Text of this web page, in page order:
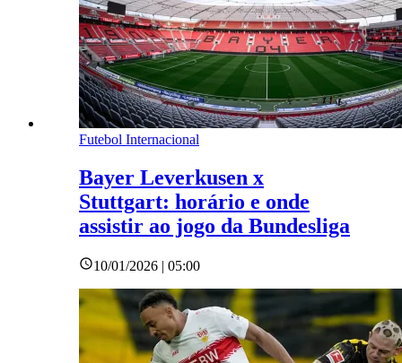
Futebol Internacional
Bayer Leverkusen x
Stuttgart: horário e onde
assistir ao jogo da Bundesliga
10/01/2026 | 05:00